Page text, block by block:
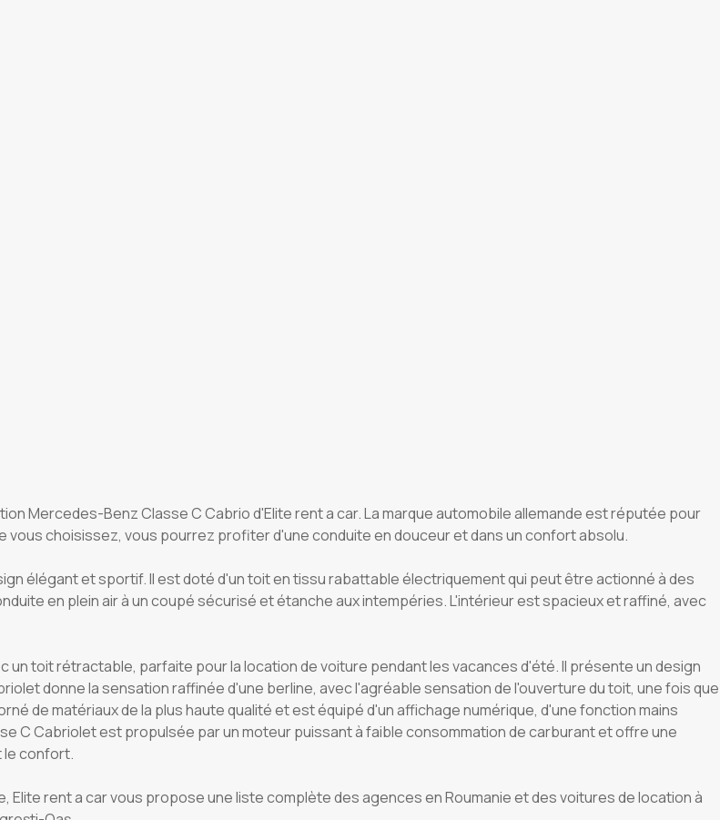
Mercedes-Benz Classe C Cabrio d'Elite rent a car. La marque automobile allemande est réputée pour
choisissez, vous pourrez profiter d'une conduite en douceur et dans un confort absolu.
élégant et sportif. Il est doté d'un toit en tissu rabattable électriquement qui peut être actionné à des
en plein air à un coupé sécurisé et étanche aux intempéries. L'intérieur est spacieux et raffiné, avec
toit rétractable, parfaite pour la location de voiture pendant les vacances d'été. Il présente un design
donne la sensation raffinée d'une berline, avec l'agréable sensation de l'ouverture du toit, une fois que
de matériaux de la plus haute qualité et est équipé d'un affichage numérique, d'une fonction mains
C Cabriolet est propulsée par un moteur puissant à faible consommation de carburant et offre une
le confort.
rent a car vous propose une liste complète des agences en Roumanie et des voitures de location à